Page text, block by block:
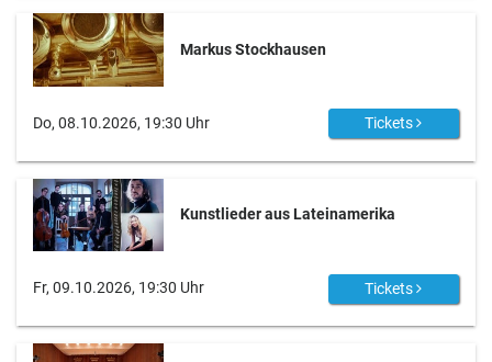
Markus Stockhausen
Do, 08.10.2026, 19:30 Uhr Tickets
Kunstlieder aus Lateinamerika
Fr, 09.10.2026, 19:30 Uhr Tickets